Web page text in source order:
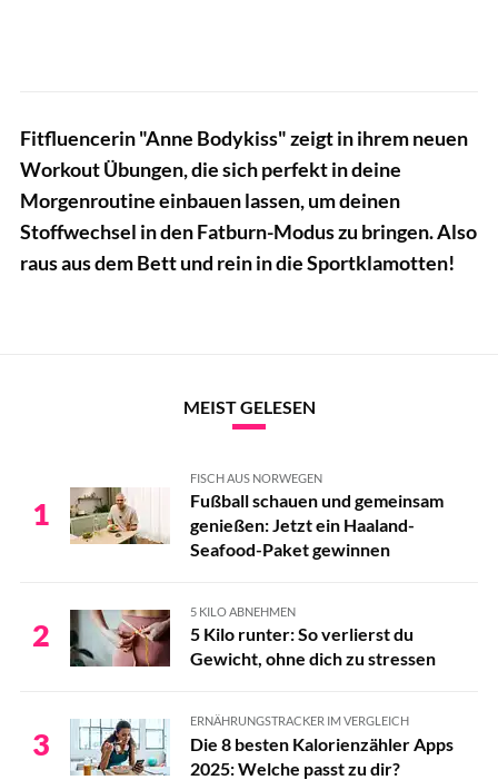
Fitfluencerin "Anne Bodykiss" zeigt in ihrem neuen
Workout Übungen, die sich perfekt in deine
Morgenroutine einbauen lassen, um deinen
Stoffwechsel in den Fatburn-Modus zu bringen. Also
raus aus dem Bett und rein in die Sportklamotten!
MEIST GELESEN
1
FISCH AUS NORWEGEN
Fußball schauen und gemeinsam
genießen: Jetzt ein Haaland-
Seafood-Paket gewinnen
2
5 KILO ABNEHMEN
5 Kilo runter: So verlierst du
Gewicht, ohne dich zu stressen
3
ERNÄHRUNGSTRACKER IM VERGLEICH
Die 8 besten Kalorienzähler Apps
2025: Welche passt zu dir?